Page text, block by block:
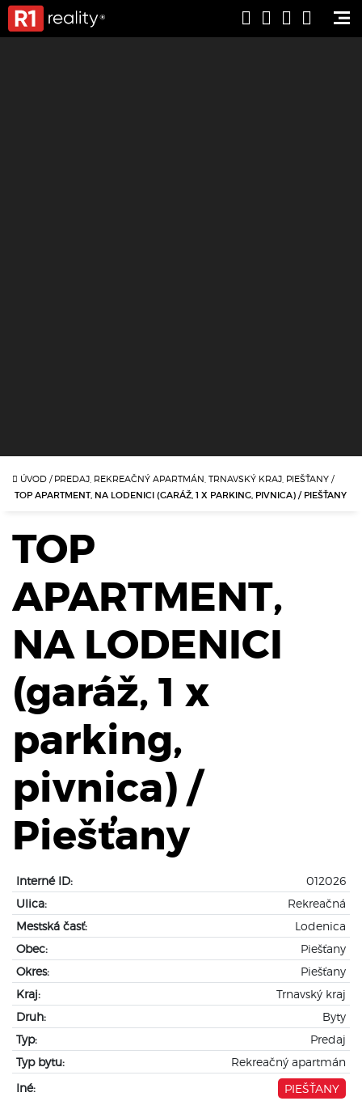
ÚVOD / PREDAJ, REKREAČNÝ APARTMÁN, TRNAVSKÝ KRAJ, PIEŠŤANY /
TOP APARTMENT, NA LODENICI (GARÁŽ, 1 X PARKING, PIVNICA) / PIEŠŤANY
TOP
APARTMENT,
NA LODENICI
(garáž, 1 x
parking,
pivnica) /
Piešťany
Interné ID:
012026
Ulica:
Rekreačná
Mestská časť:
Lodenica
Obec:
Piešťany
Okres:
Piešťany
Kraj:
Trnavský kraj
Druh:
Byty
Typ:
Predaj
Typ bytu:
Rekreačný apartmán
Iné:
PIEŠŤANY